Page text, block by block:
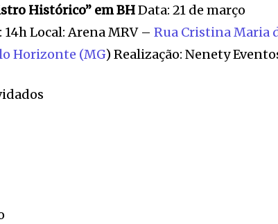
Histórico” em BHData: 21 de março
Local: Arena MRV –Rua Cristina Maria
Horizonte (MG) Realização: Nenety